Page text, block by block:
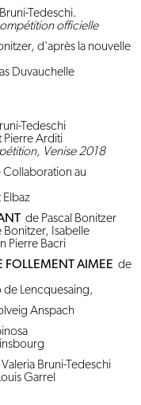
Tedeschi.
officielle
d'après la nouvelle
Duvauchelle
Tedeschi
Pierre Arditi
Venise 2018
au
Elbaz
de Pascal Bonitzer
Isabelle
Pierre Bacri
FOLLEMENT AIMEE de
de Lencquesaing,
Anspach
Bruni-Tedeschi
Garrel